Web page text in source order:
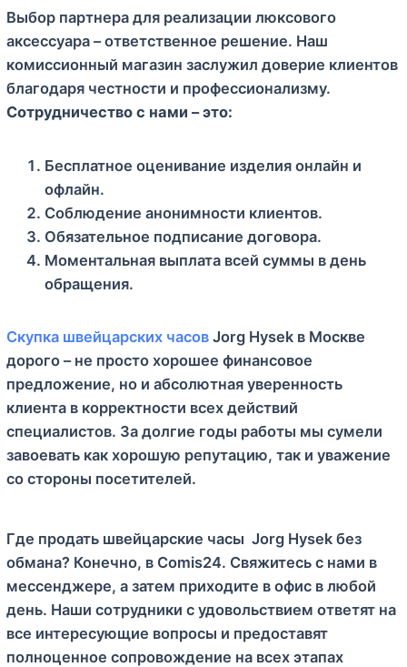
Выбор партнера для реализации люксового
аксессуара – ответственное решение. Наш
комиссионный магазин заслужил доверие клиентов
благодаря честности и профессионализму.
Сотрудничество с нами – это:
Бесплатное оценивание изделия онлайн и
офлайн.
Соблюдение анонимности клиентов.
Обязательное подписание договора.
Моментальная выплата всей суммы в день
обращения.
Скупка швейцарских часов Jorg Hysek в Москве
дорого – не просто хорошее финансовое
предложение, но и абсолютная уверенность
клиента в корректности всех действий
специалистов. За долгие годы работы мы сумели
завоевать как хорошую репутацию, так и уважение
со стороны посетителей.
Где продать швейцарские часы Jorg Hysek без
обмана? Конечно, в Comis24. Свяжитесь с нами в
мессенджере, а затем приходите в офис в любой
день. Наши сотрудники с удовольствием ответят на
все интересующие вопросы и предоставят
полноценное сопровождение на всех этапах